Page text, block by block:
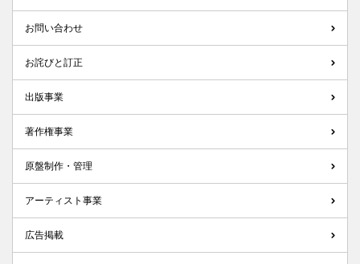
お問い合わせ
お詫びと訂正
出版事業
著作権事業
原盤制作・管理
アーティスト事業
広告掲載